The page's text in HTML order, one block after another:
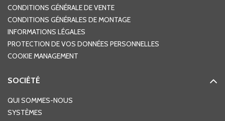
CONDITIONS GÉNÉRALE DE VENTE
CONDITIONS GÉNÉRALES DE MONTAGE
INFORMATIONS LÉGALES
PROTECTION DE VOS DONNÉES PERSONNELLES
COOKIE MANAGEMENT
SOCIÉTÉ
QUI SOMMES-NOUS
SYSTÈMES